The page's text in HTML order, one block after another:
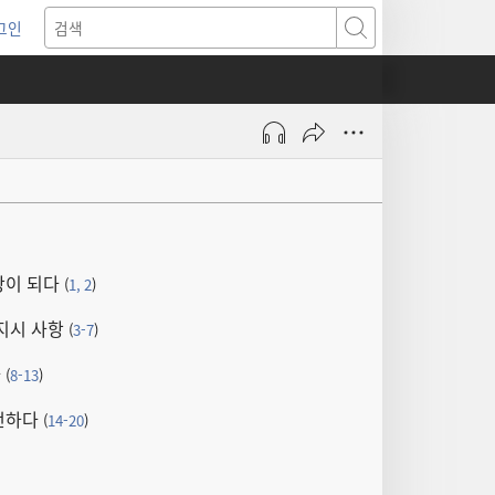
인
운
검색
되다 (1, 2)
시 사항 (3-7)
(8-13)
하다 (14-20)